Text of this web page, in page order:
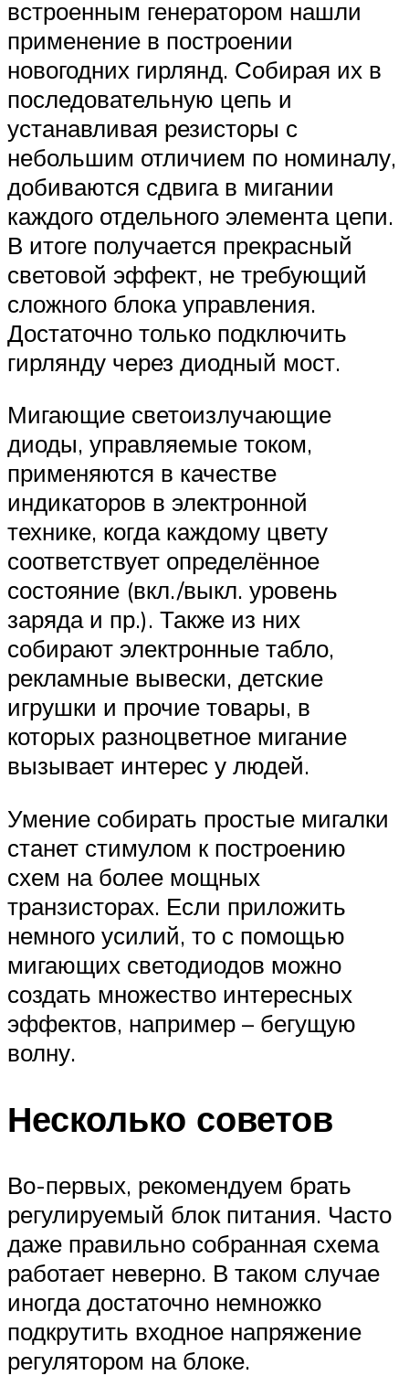
встроенным генератором нашли
применение в построении
новогодних гирлянд. Собирая их в
последовательную цепь и
устанавливая резисторы с
небольшим отличием по номиналу,
добиваются сдвига в мигании
каждого отдельного элемента цепи.
В итоге получается прекрасный
световой эффект, не требующий
сложного блока управления.
Достаточно только подключить
гирлянду через диодный мост.
Мигающие светоизлучающие
диоды, управляемые током,
применяются в качестве
индикаторов в электронной
технике, когда каждому цвету
соответствует определённое
состояние (вкл./выкл. уровень
заряда и пр.). Также из них
собирают электронные табло,
рекламные вывески, детские
игрушки и прочие товары, в
которых разноцветное мигание
вызывает интерес у людей.
Умение собирать простые мигалки
станет стимулом к построению
схем на более мощных
транзисторах. Если приложить
немного усилий, то с помощью
мигающих светодиодов можно
создать множество интересных
эффектов, например – бегущую
волну.
Несколько советов
Во-первых, рекомендуем брать
регулируемый блок питания. Часто
даже правильно собранная схема
работает неверно. В таком случае
иногда достаточно немножко
подкрутить входное напряжение
регулятором на блоке.